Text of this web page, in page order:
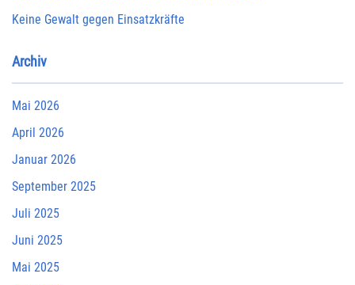
Keine Gewalt gegen Einsatzkräfte
Archiv
Mai 2026
April 2026
Januar 2026
September 2025
Juli 2025
Juni 2025
Mai 2025